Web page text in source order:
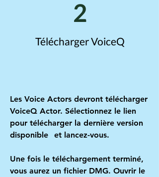
2
Télécharger VoiceQ
Les Voice Actors devront télécharger
VoiceQ Actor. Sélectionnez le lien
pour télécharger la dernière version
disponible
et lancez-vous.
Une fois le téléchargement terminé,
vous aurez un fichier DMG. Ouvrir le